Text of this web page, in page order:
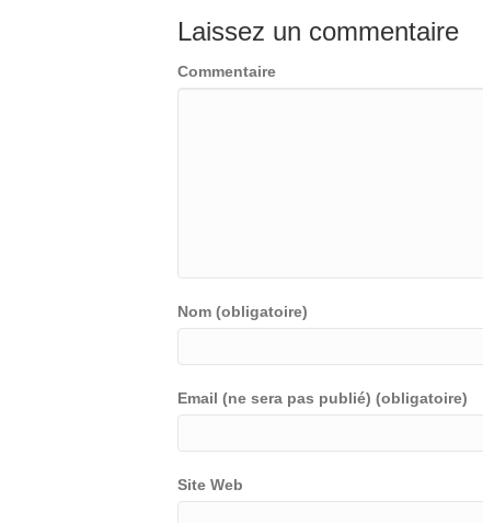
Laissez un commentaire
Commentaire
Nom (obligatoire)
Email (ne sera pas publié) (obligatoire)
Site Web